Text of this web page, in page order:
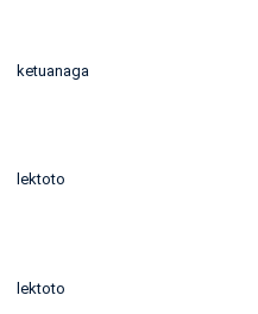
ketuanaga
lektoto
lektoto